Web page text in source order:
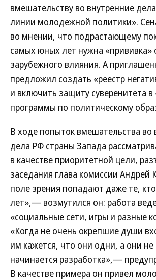
вмешательству во внутренние
линии молодежной политики».
во мнении, что подрастающему
самых юных лет нужна «прививка»
зарубежного влияния. А
предложил создать «реестр
и включить защиту суверенитета в
программы по политическому
В ходе попыток вмешательства во
дела РФ страны Запада
в качестве приоритетной цели,
заседания глава комиссии Андрей
поле зрения попадают даже те,
лет»,— возмутился он: работа
«социальные сети, игры и разные
«Когда не очень окрепшие души
им кажется, что они одни, а они
начинается разработка»,—
В качестве примера он привел